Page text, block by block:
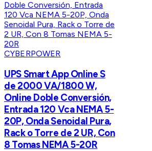
CYBERPOWER
UPS Smart App Online S
de 2000 VA/1800 W,
Online Doble Conversión,
Entrada 120 Vca NEMA 5-
20P, Onda Senoidal Pura,
Rack o Torre de 2 UR, Con
8 Tomas NEMA 5-20R